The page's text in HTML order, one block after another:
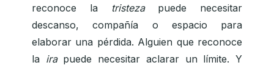
reconoce la
tristezapuede necesitar
descanso, compañía o espacio para
elaborar una pérdida. Alguien que reconoce
la irapuede necesitar aclarar un límite. Y